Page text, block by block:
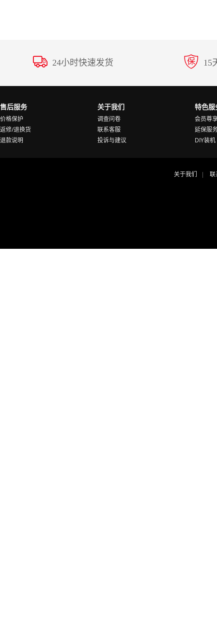
24小时快速发货 15
售后服务
价格保护
返修/退换货
退款说明
关于我们
调查问卷
联系客服
投诉与建议
特色服
会员尊
延保服
DIY装机
关于我们 联